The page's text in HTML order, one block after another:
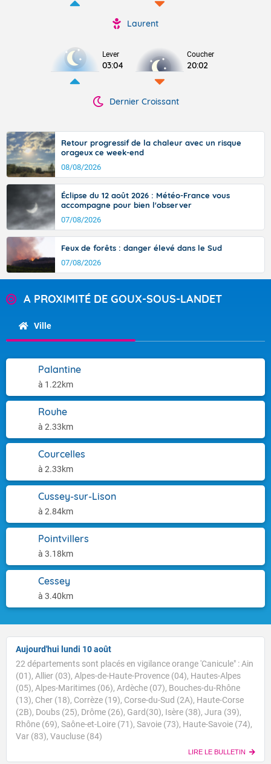
TENDANCE POUR LES JOURS SUIVANTS
Laurent
Lever
03:04
Coucher
20:02
Dernier Croissant
Retour progressif de la chaleur avec un risque
orageux ce week-end
08/08/2026
Éclipse du 12 août 2026 : Météo-France vous
accompagne pour bien l'observer
07/08/2026
Feux de forêts : danger élevé dans le Sud
07/08/2026
A PROXIMITÉ DE GOUX-SOUS-LANDET
Ville
Palantine
à 1.22km
Rouhe
à 2.33km
Courcelles
à 2.33km
Cussey-sur-Lison
à 2.84km
Pointvillers
à 3.18km
Cessey
à 3.40km
Aujourd'hui lundi 10 août
22 départements sont placés en vigilance orange 'Canicule" : Ain
(01), Allier (03), Alpes-de-Haute-Provence (04), Hautes-Alpes
(05), Alpes-Maritimes (06), Ardèche (07), Bouches-du-Rhône
(13), Cher (18), Corrèze (19), Corse-du-Sud (2A), Haute-Corse
(2B), Doubs (25), Drôme (26), Gard(30), Isère (38), Jura (39),
Rhône (69), Saône-et-Loire (71), Savoie (73), Haute-Savoie (74),
Var (83), Vaucluse (84)
LIRE LE BULLETIN
Voici les températures relevées à 07h suivies des
maximales prévues cet après-midi : Brest : 16/27 Paris
: 20/32 Lyon : 23/34 Biarritz : 20/26 Cherbourg : 16/26
Tours : 19/33 Clermont-Fd : 19/32 Perpignan : 24/31